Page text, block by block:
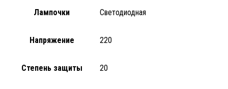
Лампочки Светодиодная
Напряжение 220
Степень защиты 20